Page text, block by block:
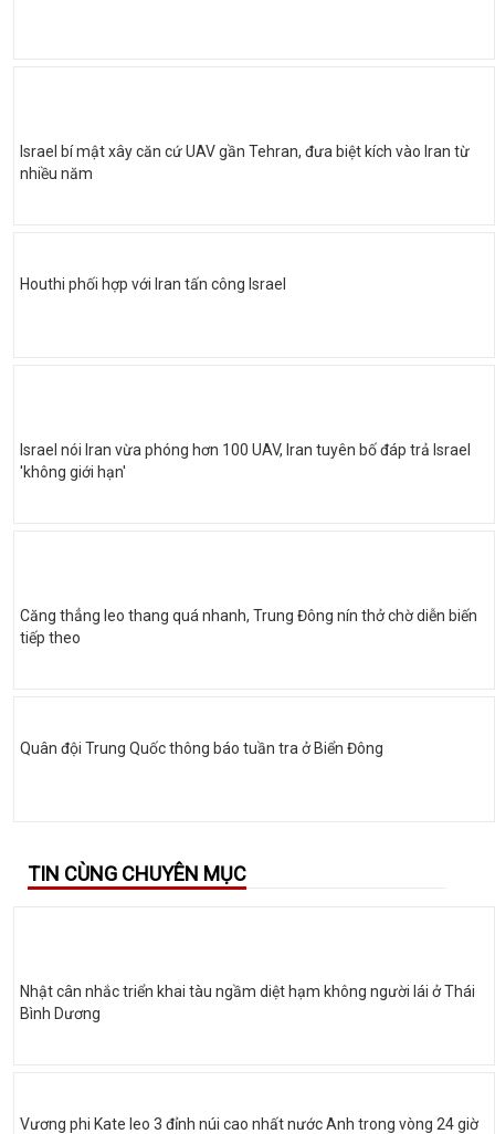
Israel bí mật xây căn cứ UAV gần Tehran, đưa biệt kích vào Iran từ
nhiều năm
Houthi phối hợp với Iran tấn công Israel
Israel nói Iran vừa phóng hơn 100 UAV, Iran tuyên bố đáp trả Israel
'không giới hạn'
Căng thẳng leo thang quá nhanh, Trung Đông nín thở chờ diễn biến
tiếp theo
Quân đội Trung Quốc thông báo tuần tra ở Biển Đông
TIN CÙNG CHUYÊN MỤC
Nhật cân nhắc triển khai tàu ngầm diệt hạm không người lái ở Thái
Bình Dương
Vương phi Kate leo 3 đỉnh núi cao nhất nước Anh trong vòng 24 giờ